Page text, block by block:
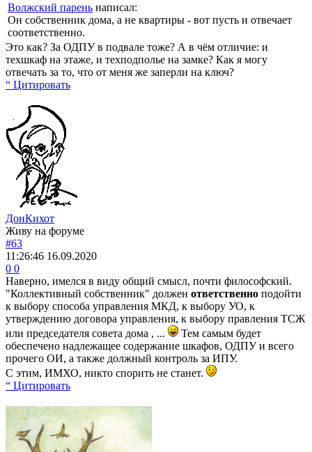
Волжский парень написал:
Он собственник дома, а не квартиры - вот пусть и отвечает
соответственно.
Это как? За ОДПУ в подвале тоже? А в чём отличие: и
техшкаф на этаже, и техподполье на замке? Как я могу
отвечать за то, что от меня же заперли на ключ?
“ Цитировать
ДонКихот
Живу на форуме
#63
11:26:46 16.09.2020
0 0
Наверно, имелся в виду общий смысл, почти философский.
"Коллективный собственник" должен ответственно подойти
к выбору способа управления МКД, к выбору УО, к
утверждению договора управления, к выбору правления ТСЖ
или председателя совета дома , ...
Тем самым будет
обеспечено надлежащее содержание шкафов, ОДПУ и всего
прочего ОИ, а также должный контроль за ИПУ.
С этим, ИМХО, никто спорить не станет.
“ Цитировать